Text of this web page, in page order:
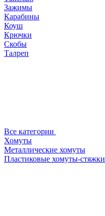
Зажимы
Карабины
Коуш
Крючки
Скобы
Талреп
Все категории
Хомуты
Металлические хомуты
Пластиковые хомуты-стяжки